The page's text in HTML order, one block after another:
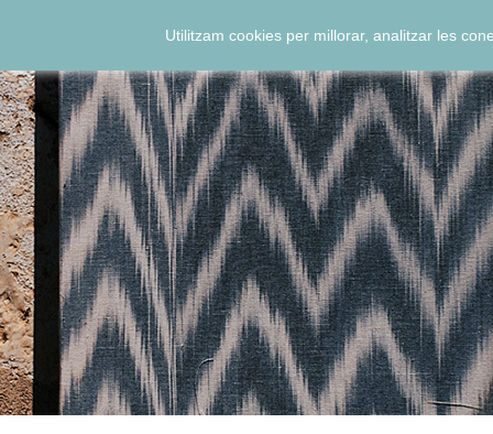
Utilitzam cookies per millorar, analitzar les